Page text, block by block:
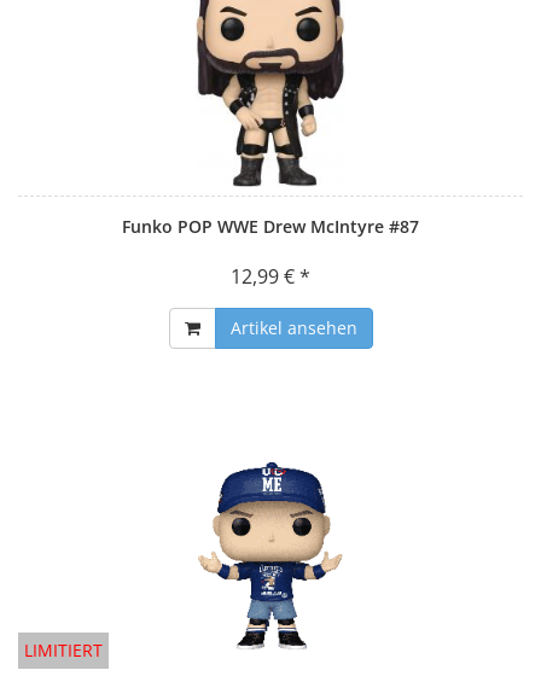
Funko POP WWE Drew McIntyre #87
12,99 € *
Artikel ansehen
LIMITIERT